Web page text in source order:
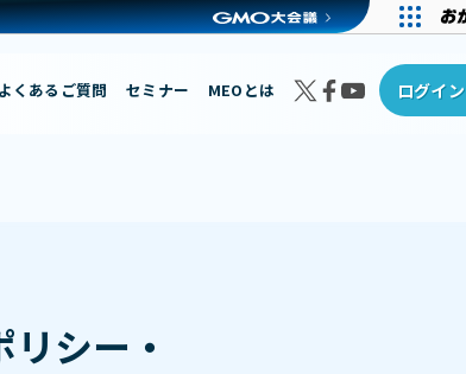
よくあるご質問 セミナー MEOとは ログイン
シー・